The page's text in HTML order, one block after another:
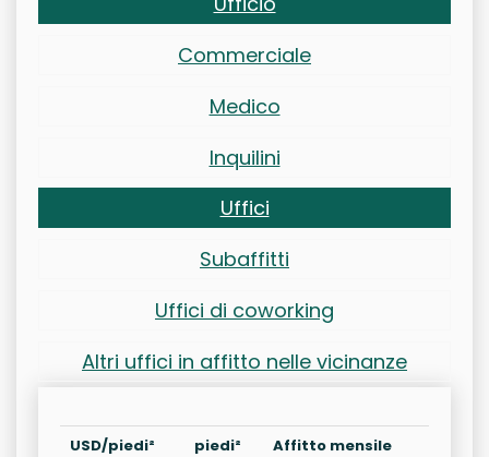
Commerciale
Medico
Inquilini
Uffici
Subaffitti
Uffici di coworking
Altri uffici in affitto nelle vicinanze
USD/piedi² piedi² Affitto mensile